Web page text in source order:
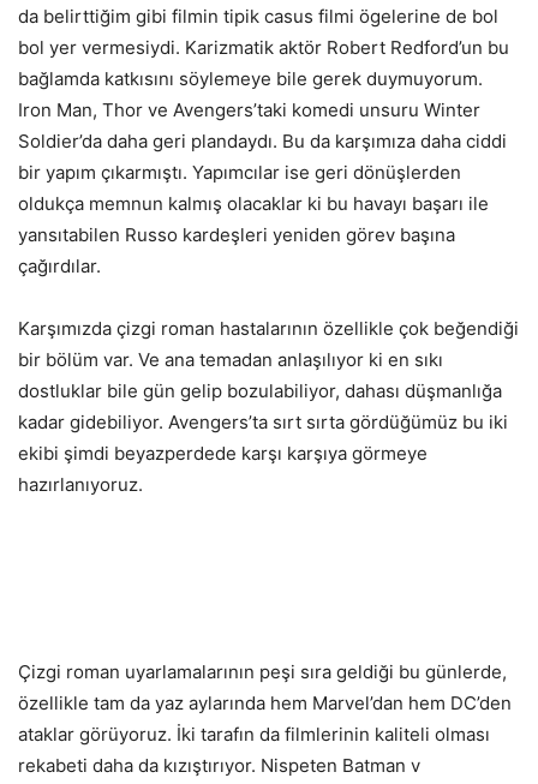
da belirttiğim gibi filmin tipik casus filmi ögelerine de bol
bol yer vermesiydi. Karizmatik aktör Robert Redford’un bu
bağlamda katkısını söylemeye bile gerek duymuyorum.
Iron Man, Thor ve Avengers’taki komedi unsuru Winter
Soldier’da daha geri plandaydı. Bu da karşımıza daha ciddi
bir yapım çıkarmıştı. Yapımcılar ise geri dönüşlerden
oldukça memnun kalmış olacaklar ki bu havayı başarı ile
yansıtabilen Russo kardeşleri yeniden görev başına
çağırdılar.
Karşımızda çizgi roman hastalarının özellikle çok beğendiği
bir bölüm var. Ve ana temadan anlaşılıyor ki en sıkı
dostluklar bile gün gelip bozulabiliyor, dahası düşmanlığa
kadar gidebiliyor. Avengers’ta sırt sırta gördüğümüz bu iki
ekibi şimdi beyazperdede karşı karşıya görmeye
hazırlanıyoruz.
Çizgi roman uyarlamalarının peşi sıra geldiği bu günlerde,
özellikle tam da yaz aylarında hem Marvel’dan hem DC’den
ataklar görüyoruz. İki tarafın da filmlerinin kaliteli olması
rekabeti daha da kızıştırıyor. Nispeten Batman v